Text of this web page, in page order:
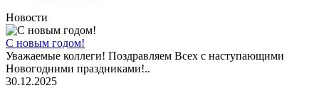
Новости
С новым годом!
Уважаемые коллеги! Поздравляем Всех с наступающими
Новогодними праздниками!..
30.12.2025